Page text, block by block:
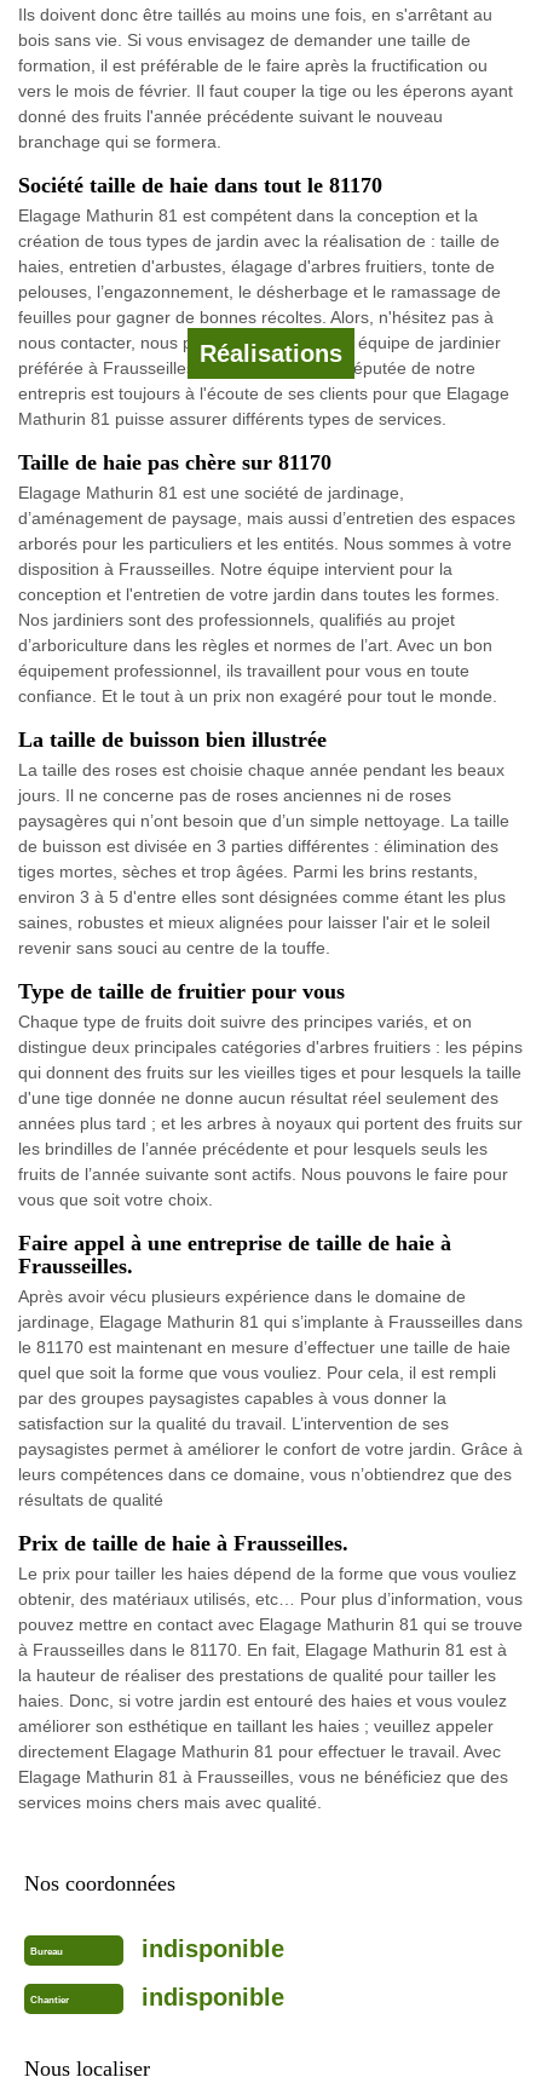
Réalisations
Ils doivent donc être taillés au moins une fois, en s'arrêtant au
bois sans vie. Si vous envisagez de demander une taille de
formation, il est préférable de le faire après la fructification ou
vers le mois de février. Il faut couper la tige ou les éperons ayant
donné des fruits l'année précédente suivant le nouveau
branchage qui se formera.
Société taille de haie dans tout le 81170
Elagage Mathurin 81 est compétent dans la conception et la
création de tous types de jardin avec la réalisation de : taille de
haies, entretien d'arbustes, élagage d'arbres fruitiers, tonte de
pelouses, l’engazonnement, le désherbage et le ramassage de
feuilles pour gagner de bonnes récoltes. Alors, n'hésitez pas à
nous contacter, nous pouvons devenir votre équipe de jardinier
préférée à Frausseilles. L'équipe douée et réputée de notre
entrepris est toujours à l'écoute de ses clients pour que Elagage
Mathurin 81 puisse assurer différents types de services.
Taille de haie pas chère sur 81170
Elagage Mathurin 81 est une société de jardinage,
d’aménagement de paysage, mais aussi d’entretien des espaces
arborés pour les particuliers et les entités. Nous sommes à votre
disposition à Frausseilles. Notre équipe intervient pour la
conception et l'entretien de votre jardin dans toutes les formes.
Nos jardiniers sont des professionnels, qualifiés au projet
d’arboriculture dans les règles et normes de l’art. Avec un bon
équipement professionnel, ils travaillent pour vous en toute
confiance. Et le tout à un prix non exagéré pour tout le monde.
La taille de buisson bien illustrée
La taille des roses est choisie chaque année pendant les beaux
jours. Il ne concerne pas de roses anciennes ni de roses
paysagères qui n’ont besoin que d’un simple nettoyage. La taille
de buisson est divisée en 3 parties différentes : élimination des
tiges mortes, sèches et trop âgées. Parmi les brins restants,
environ 3 à 5 d'entre elles sont désignées comme étant les plus
saines, robustes et mieux alignées pour laisser l'air et le soleil
revenir sans souci au centre de la touffe.
Type de taille de fruitier pour vous
Chaque type de fruits doit suivre des principes variés, et on
distingue deux principales catégories d'arbres fruitiers : les pépins
qui donnent des fruits sur les vieilles tiges et pour lesquels la taille
d'une tige donnée ne donne aucun résultat réel seulement des
années plus tard ; et les arbres à noyaux qui portent des fruits sur
les brindilles de l’année précédente et pour lesquels seuls les
fruits de l’année suivante sont actifs. Nous pouvons le faire pour
vous que soit votre choix.
Faire appel à une entreprise de taille de haie à
Frausseilles.
Après avoir vécu plusieurs expérience dans le domaine de
jardinage, Elagage Mathurin 81 qui s’implante à Frausseilles dans
le 81170 est maintenant en mesure d’effectuer une taille de haie
quel que soit la forme que vous vouliez. Pour cela, il est rempli
par des groupes paysagistes capables à vous donner la
satisfaction sur la qualité du travail. L’intervention de ses
paysagistes permet à améliorer le confort de votre jardin. Grâce à
leurs compétences dans ce domaine, vous n’obtiendrez que des
résultats de qualité
Prix de taille de haie à Frausseilles.
Le prix pour tailler les haies dépend de la forme que vous vouliez
obtenir, des matériaux utilisés, etc… Pour plus d’information, vous
pouvez mettre en contact avec Elagage Mathurin 81 qui se trouve
à Frausseilles dans le 81170. En fait, Elagage Mathurin 81 est à
la hauteur de réaliser des prestations de qualité pour tailler les
haies. Donc, si votre jardin est entouré des haies et vous voulez
améliorer son esthétique en taillant les haies ; veuillez appeler
directement Elagage Mathurin 81 pour effectuer le travail. Avec
Elagage Mathurin 81 à Frausseilles, vous ne bénéficiez que des
services moins chers mais avec qualité.
Nos coordonnées
Bureau indisponible
Chantier indisponible
Nous localiser